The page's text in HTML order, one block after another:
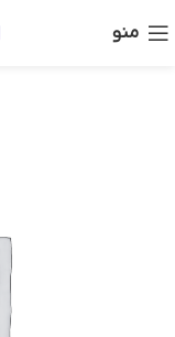
منو